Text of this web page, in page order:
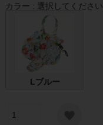
カラー 選択してください
Lブルー